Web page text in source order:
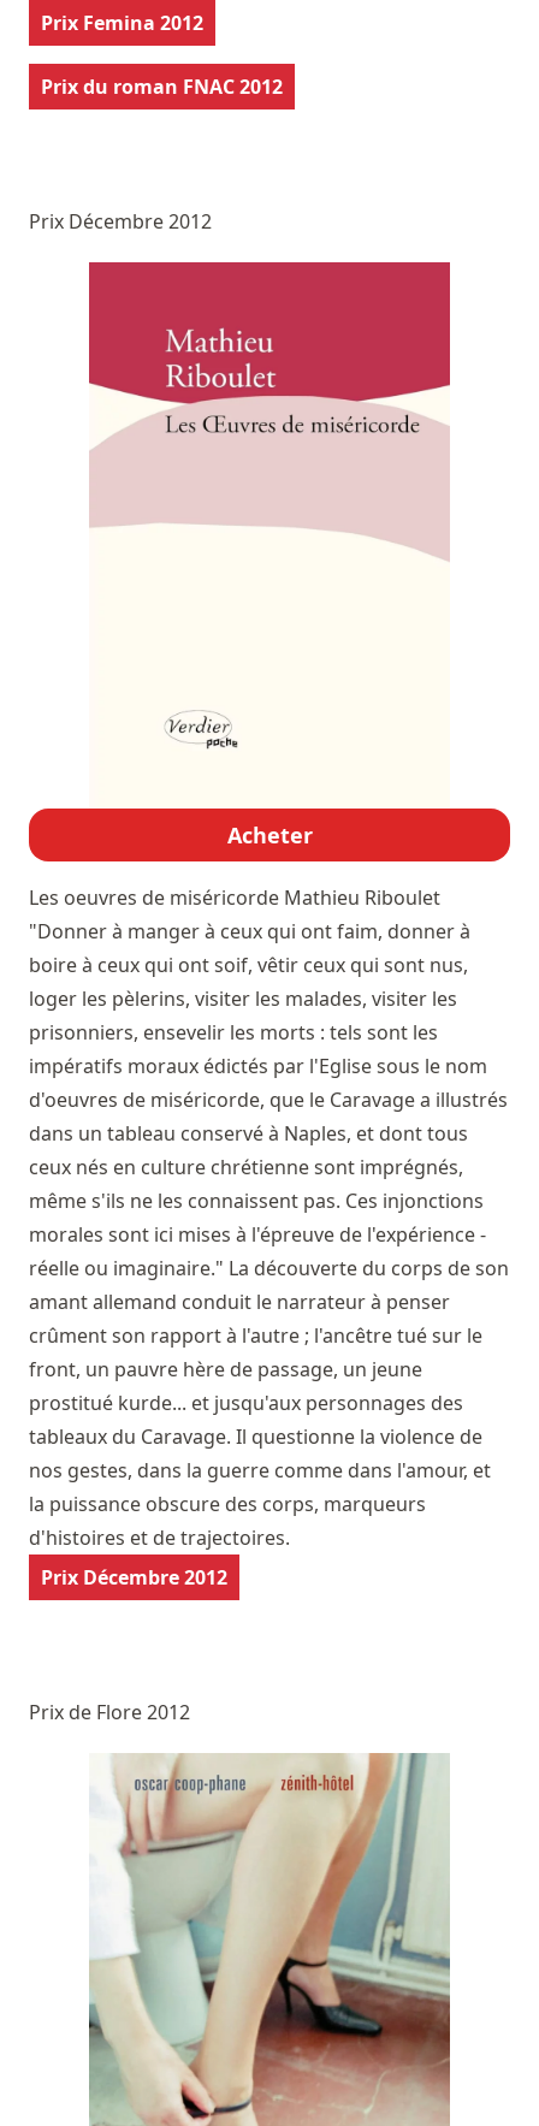
Prix Femina 2012
Prix du roman FNAC 2012
Prix Décembre 2012
Acheter
Les oeuvres de miséricorde Mathieu Riboulet
"Donner à manger à ceux qui ont faim, donner à
boire à ceux qui ont soif, vêtir ceux qui sont nus,
loger les pèlerins, visiter les malades, visiter les
prisonniers, ensevelir les morts : tels sont les
impératifs moraux édictés par l'Eglise sous le nom
d'oeuvres de miséricorde, que le Caravage a illustrés
dans un tableau conservé à Naples, et dont tous
ceux nés en culture chrétienne sont imprégnés,
même s'ils ne les connaissent pas. Ces injonctions
morales sont ici mises à l'épreuve de l'expérience -
réelle ou imaginaire." La découverte du corps de son
amant allemand conduit le narrateur à penser
crûment son rapport à l'autre ; l'ancêtre tué sur le
front, un pauvre hère de passage, un jeune
prostitué kurde... et jusqu'aux personnages des
tableaux du Caravage. Il questionne la violence de
nos gestes, dans la guerre comme dans l'amour, et
la puissance obscure des corps, marqueurs
d'histoires et de trajectoires.
Prix Décembre 2012
Prix de Flore 2012